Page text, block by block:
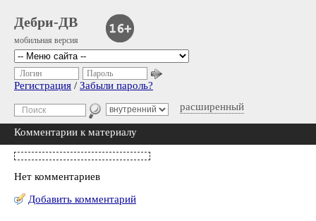
Дебри-ДВ
мобильная версия
расширенный
Логин Пароль
Регистрация / Забыли пароль?
Комментарии к материалу
Нет комментариев
Добавить комментарий